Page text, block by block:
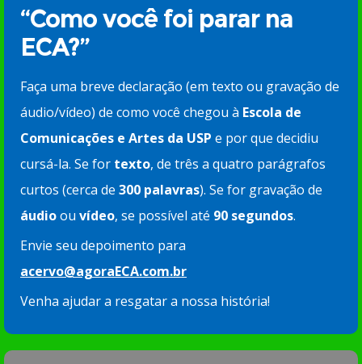
“Como você foi parar na
ECA?”
Faça uma breve declaração (em texto ou gravação de
áudio/vídeo) de como você chegou à Escola de
Comunicações e Artes da USP e por que decidiu
cursá-la. Se for texto, de três a quatro parágrafos
curtos (cerca de 300 palavras). Se for gravação de
áudioou vídeo, se possível até 90 segundos.
Envie seu depoimento para
acervo@agoraECA.com.br
Venha ajudar a resgatar a nossa história!